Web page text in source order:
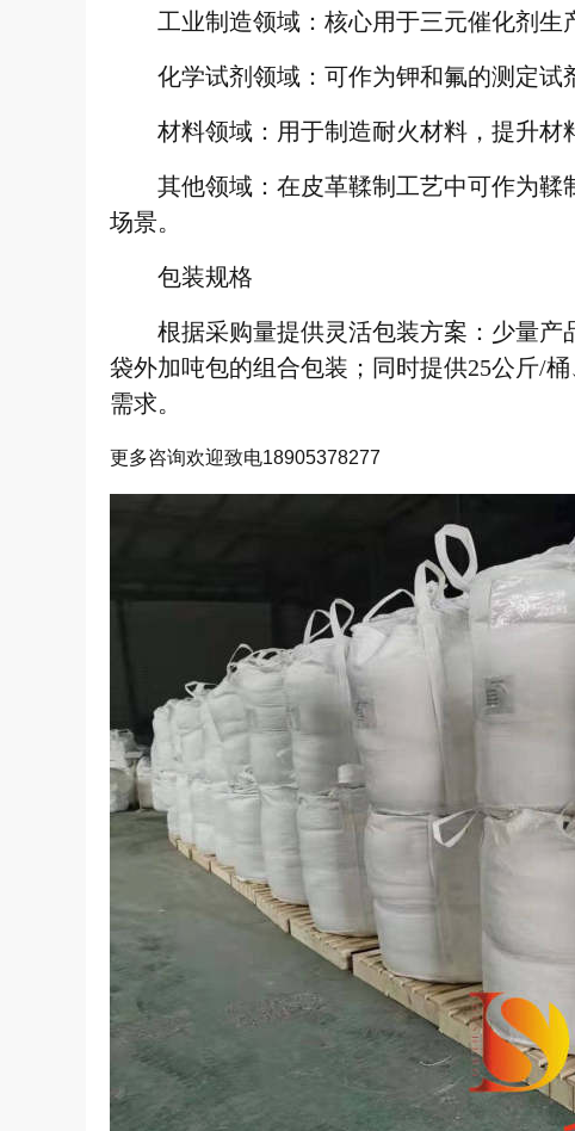
工业制造领域：核心用于三元催化剂生
化学试剂领域：可作为钾和氟的测定试
材料领域：用于制造耐火材料，提升材
其他领域：在皮革鞣制工艺中可作为
场景。
包装规格
根据采购量提供灵活包装方案：少量
袋外加吨包的组合包装；同时提供25公斤/
需求。
更多咨询欢迎致电18905378277